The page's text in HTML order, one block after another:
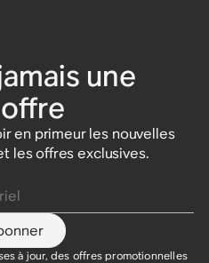
une
en primeur les nouvelles
les offres exclusives.
à jour, des offres promotionnelles